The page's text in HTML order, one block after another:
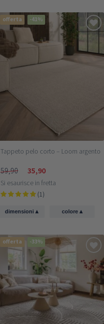
offerta -41%
Tappeto pelo corto – Loom argento
59,90 35,90
Si esaurisce in fretta
(1)
dimensioni▴ colore ▴
offerta -33%